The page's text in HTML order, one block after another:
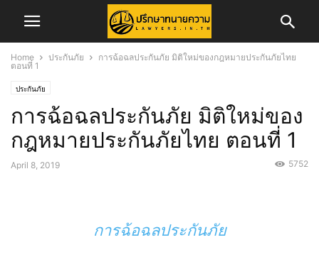
Home ประกันภัย
การฉ้อฉลประกันภัย มิติใหม่ของกฎหมายประกันภัยไทย
ตอนที่ 1
ประกันภัย
การฉ้อฉลประกันภัย มิติใหม่ของ
กฎหมายประกันภัยไทย ตอนที่ 1
April 8, 2019 5752
การฉ้อฉลประกันภัย